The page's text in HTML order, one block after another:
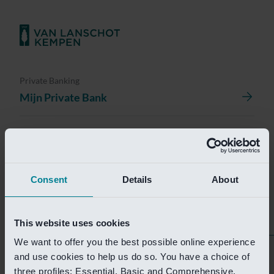
Consent Details About
This website uses cookies
We want to offer you the best possible online experience
and use cookies to help us do so. You have a choice of
three profiles: Essential, Basic and Comprehensive.
Private Banking
Mijn Private Bank
Investment Banking
Van Lanschot Kempen Research
Helaas is deze pagina